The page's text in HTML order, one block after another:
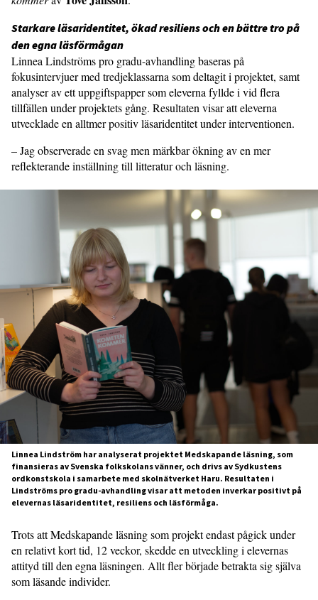
Starkare läsaridentitet, ökad resiliens och en bättre tro på
den egna läsförmågan
Linnea Lindströms pro gradu-avhandling baseras på
fokusintervjuer med tredjeklassarna som deltagit i projektet, samt
analyser av ett uppgiftspapper som eleverna fyllde i vid flera
tillfällen under projektets gång. Resultaten visar att eleverna
utvecklade en alltmer positiv läsaridentitet under interventionen.
– Jag observerade en svag men märkbar ökning av en mer
reflekterande inställning till litteratur och läsning.
Linnea Lindström har analyserat projektet Medskapande läsning, som
finansieras av Svenska folkskolans vänner, och drivs av Sydkustens
ordkonstskola i samarbete med skolnätverket Haru. Resultaten i
Lindströms pro gradu-avhandling visar att metoden inverkar positivt på
elevernas läsaridentitet, resiliens och läsförmåga.
Trots att Medskapande läsning som projekt endast pågick under
en relativt kort tid, 12 veckor, skedde en utveckling i elevernas
attityd till den egna läsningen. Allt fler började betrakta sig själva
som läsande individer.